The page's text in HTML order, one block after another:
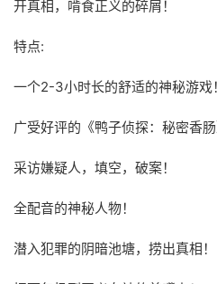
开真相，啃食正义的碎屑！
特点:
一个2-3小时长的舒适的神秘游戏！
广受好评的《鸭子侦探：秘密香
采访嫌疑人，填空，破案！
全配音的神秘人物！
潜入犯罪的阴暗池塘，捞出真相！